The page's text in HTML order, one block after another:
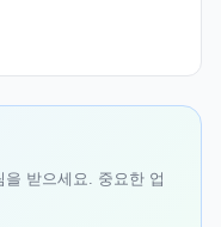
받으세요. 중요한 업